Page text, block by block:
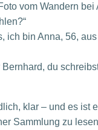
vom Wandern
ich bin Anna, 56,
Bernhard, du
klar – und es ist
Sammlung zu